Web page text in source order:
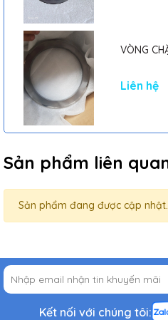
VÒNG
Liên hệ
Sản phẩm liên
Sản phẩm đang được cập nhật.
Kết nối với chúng tôi: